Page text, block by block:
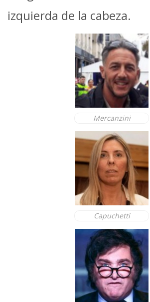
izquierda de la cabeza.
Mercanzini
Capuchetti